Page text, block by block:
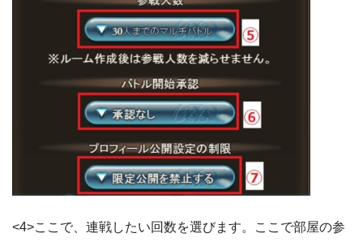
<4>ここで、連戦したい回数を選びます。ここで部屋の参